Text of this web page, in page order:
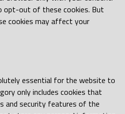
opt-out of these cookies. But
cookies may affect your
essential for the website to
only includes cookies that
and security features of the